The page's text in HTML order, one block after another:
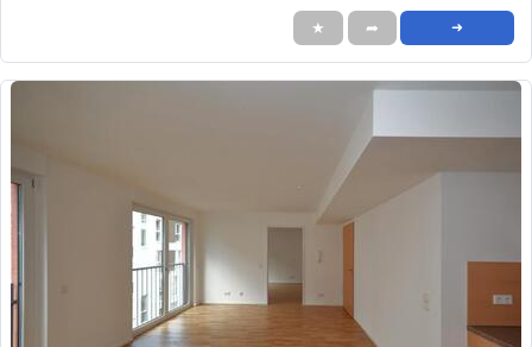
★ ➦ ➜